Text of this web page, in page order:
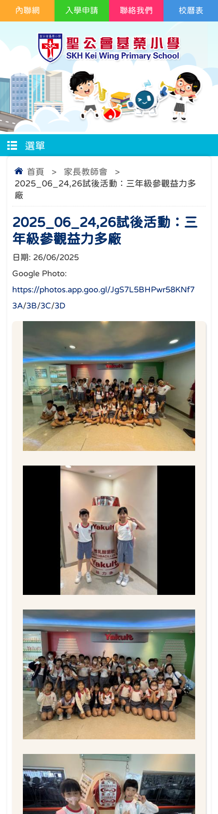
校曆表
內聯網 入學申請 聯絡我們
選單
首頁 > 家長教師會
>
2025_06_24,26試後活動：三年級參觀益力多
廠
2025_06_24,26試後活動：三
年級參觀益力多廠
日期: 26/06/2025
Google Photo:
https://photos.app.goo.gl/JgS7L5BHPwr58KNf7
3A/3B/3C/3D